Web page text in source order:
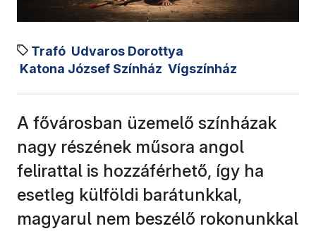
Trafó Udvaros Dorottya
Katona József Színház Vígszínház
A fővárosban üzemelő színházak
nagy részének műsora angol
felirattal is hozzáférhető, így ha
esetleg külföldi barátunkkal,
magyarul nem beszélő rokonunkkal